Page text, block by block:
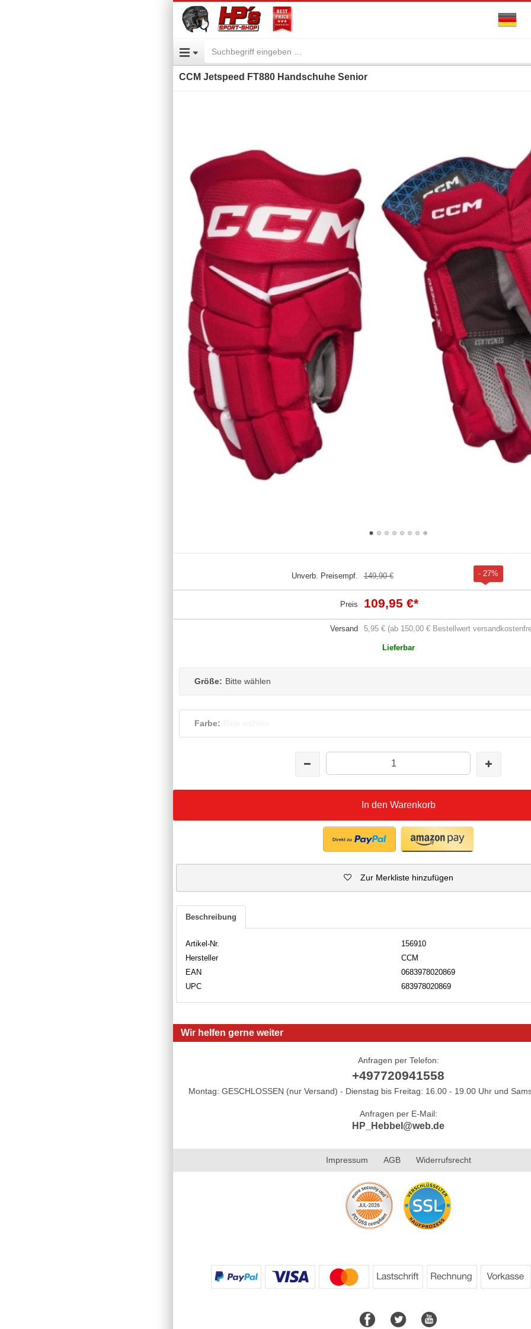
CCM Jetspeed FT880 Handschuhe Senior
Unverb. Preisempf. 149,90 € - 27%
Preis 109,95 €*
Versand 5,95 € (ab 150,00 € Bestellwert
Lieferbar
Größe: Bitte wählen
Farbe:
In den Warenkorb
Zur Merkliste hinzufügen
Beschreibung
Artikel-Nr.
156910
Hersteller
CCM
EAN
0683978020869
UPC
683978020869
Wir helfen gerne weiter
Anfragen per Telefon:
+497720941558
Montag: GESCHLOSSEN (nur Versand) - Dienstag bis Freitag: 16.00 - 19.00 Uhr und
Anfragen per E-Mail:
HP_Hebbel@web.de
Impressum AGB Widerrufsrecht